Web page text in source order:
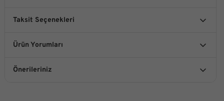
Taksit Seçenekleri
Ürün Yorumları
Önerileriniz